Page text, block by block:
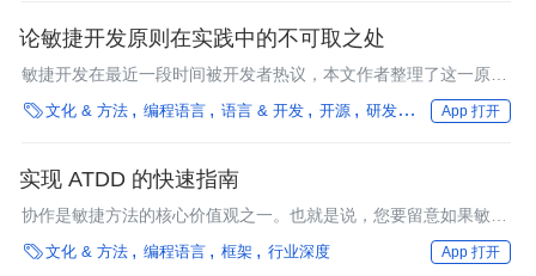
论敏捷开发原则在实践中的不可取之处
敏捷开发在最近一段时间被开发者热议，本文作者整理了这一原则
在实践中的不当操作，希望对开发者有所帮助。
文化 & 方法 编程语言 语言 & 开发 开源 研发效能 最佳实践
App 打开
实现 ATDD 的快速指南
协作是敏捷方法的核心价值观之一。也就是说，您要留意如果敏捷
团队中的开发人员、测试人员和业务人员之间缺乏协作，会发生什
么? 本文提供了在您的项目中实现验收测试驱动开发(ATDD)的快速
文化 & 方法 编程语言 框架 行业深度 App 打开